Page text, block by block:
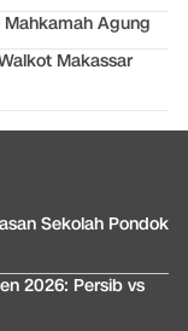
Agung
Makassar
Sekolah Pondok
2026: Persib vs